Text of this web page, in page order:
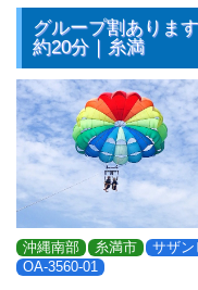
グループ割ありま
約20分｜糸満
沖縄南部 糸満市 サザン
OA-3560-01